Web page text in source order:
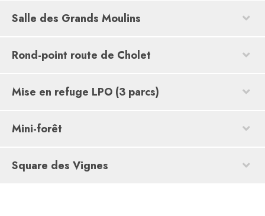
Salle des Grands Moulins
Rond-point route de Cholet
Mise en refuge LPO (3 parcs)
Mini-forêt
Square des Vignes